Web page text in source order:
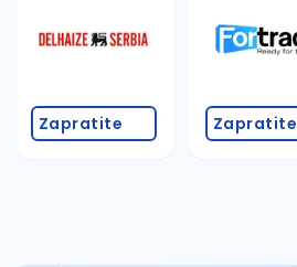
Zapratite Zapratite